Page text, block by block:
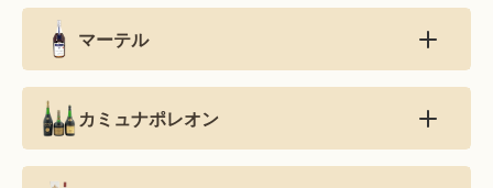
マーテル
カミュナポレオン